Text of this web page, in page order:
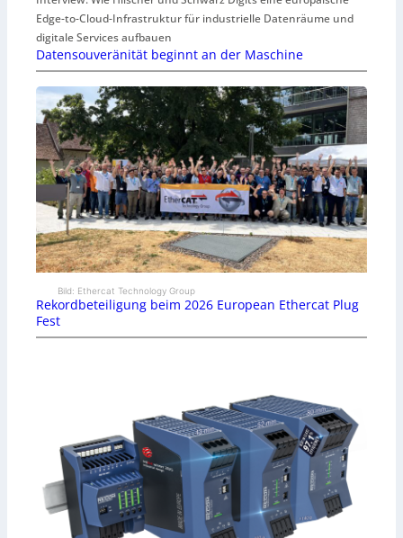
Edge-to-Cloud-Infrastruktur für industrielle Datenräume und
digitale Services aufbauen
Datensouveränität beginnt an der Maschine
Bild: Ethercat Technology Group
Rekordbeteiligung beim 2026 European Ethercat Plug
Fest